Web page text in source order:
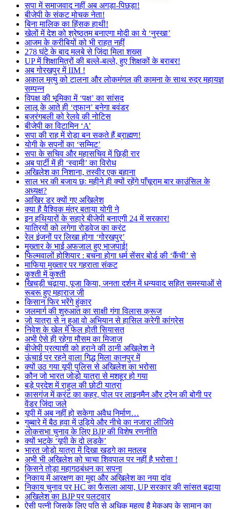
सपा में समाजवाद नहीं अब अगड़ा-पिछड़ा!
बीजेपी के संकट मोचक नेता!
बिना मालिक का हिंसक हाथी!
खेलों में देश को श्रेष्ठतम बनाएगा मोदी का ये ‘नुस्खा’
आजम के करीबियों को भी राहत नहीं
278 घंटे के बाद मलबे से जिंदा मिला शख्स
UP में शिक्षामित्रों की बल्ले-बल्ले, हुए शिक्षकों के बराबर!
अब गोरखपुर में IIM !
अकाल मृत्यु को टालना और लोकमंगल की कामना के साथ रुद्र महायज्ञ
सम्पन्न
विपक्ष की भूमिका में ‘पक्ष’ का सांसद
लालू के आते ही ‘तूफान’ बनेगा बवंडर
बजरंगबली को रेलवे की नोटिस
बीजेपी का विटामिन ‘A’
सपा की राह में रोड़ा बन सकते हैं ब्राह्मण!
योगी के सपनों का ‘सम्मिट’
सपा के सचिव और महासचिव में छिड़ी रार
अब पार्टी में ही ‘स्वामी’ का विरोध
अखिलेश का निशाना, तस्वीर एक बहाना
साल भर की बजाय छः महीने ही क्यों रहेंगे पाँचूराम बार काउंसिल के
अध्यक्ष?
आखिर डर क्यों गए अखिलेश
क्या है वैश्विक मंत्र बताया योगी ने
इन हथियारों के सहारे बीजेपी बनाएगी 24 में सरकार!
यात्रियों को लगेगा रोडवेज का करंट
रेल इंजनों पर लिखा होगा ‘गोरखपुर’
मुख्तार के भाई अफजाल हुए भाजपाई!
फिल्मवालों होशियार : बचना होगा धर्म सेंसर बोर्ड की ‘कैंची’ से
माफिया मुख्तार पर गहराता संकट
कुश्ती में कुश्ती
खिचड़ी चढ़ाया, पूजा किया, जनता दर्शन में धन्यवाद सहित समस्याओं से
रूबरू हुए महाराज जी
किसान फिर भरेंगे हुंकार
जलमार्ग की शुरुआत का साक्षी गंगा विलास क्रूज
जो यात्रा से न हुआ वो अभियान से हासिल करेगी कांग्रेस
निवेश के खेल में फेल होती सियासत
अभी ऐसे ही रहेगा मौसम का मिजाज
बीजेपी प्रत्याशी को हराने की ठानी अखिलेश ने
ऊंचाई पर रहने वाला गिद्ध मिला कानपुर में
क्यों उठ गया यूपी पुलिस से अखिलेश का भरोसा
कौन जो भारत जोड़ो यात्रा से मशहूर हो गया
बड़े प्रदेश में राहुल की छोटी यात्रा
कासगंज में करंट का कहर, पोल पर लाइनमैन और ट्रेन की बोगी पर
वेंडर जिंदा जले
यूपी में अब नहीं हो सकेगा अवैध निर्माण…
गुब्बारे में बैठ हवा में उड़िये और नीचे का नजारा लीजिये
लोकसभा चुनाव के लिए BJP की विशेष रणनीति
क्यों भटके ‘यूपी के दो लड़के’
भारत जोड़ो यात्रा में दिखा खडगे का मतलब
अभी भी अखिलेश को चाचा शिवपाल पर नहीं है भरोसा !
किसने तोड़ा महागठबंधन का सपना
निकाय में आरक्षण का मुद्दा और अखिलेश का नया दांव
निकाय चुनाव पर HC का फैसला आया, UP सरकार की सांसत बढ़ाया
अखिलेश का BJP पर पलटवार
ऐसी पत्नी जिसके लिए पति से अधिक महत्व है मेकअप के सामान का